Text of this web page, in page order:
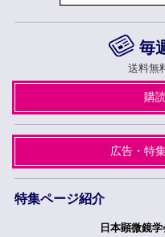
毎
送料無
購
広告・特
特集ページ紹介
日本顕微鏡